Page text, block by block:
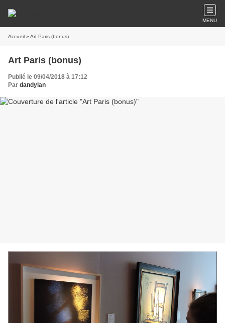
MENU
Accueil » Art Paris (bonus)
Art Paris (bonus)
Publié le 09/04/2018 à 17:12
Par dandylan